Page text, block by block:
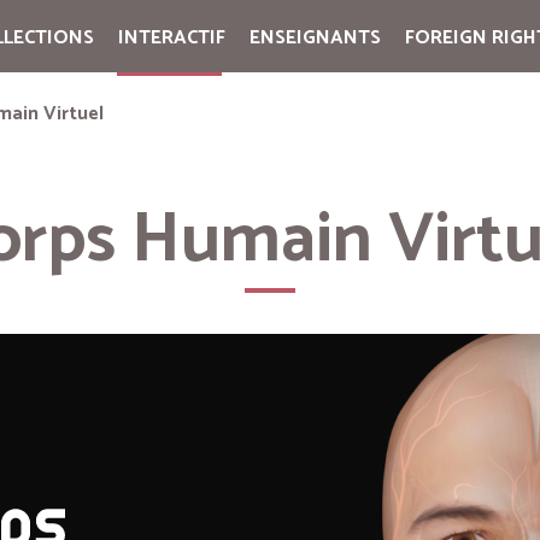
INTERACTIF ENSEIGNANTS FOREIGN
Virtuel
Humain